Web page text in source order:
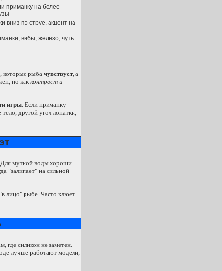
приманку на более
вниз по струе, акцент на
вибы, железо, чуть
которые рыба чувствует, а
но как контраст и
игры. Если приманку
другой угол лопатки,
Для мутной воды хороши
"залипает" на сильной
лицо" рыбе. Часто клюет
где силикон не заметен.
лучше работают модели,